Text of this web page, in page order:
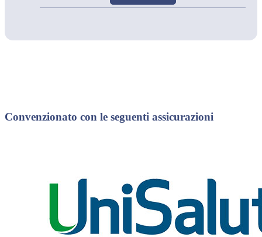
Convenzionato con le seguenti assicurazioni